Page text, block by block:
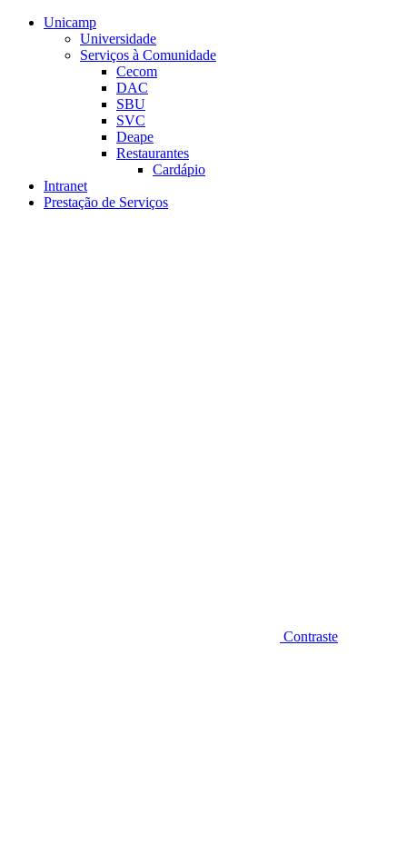
Conteúdo principal
Unicamp
Universidade
Serviços à Comunidade
Cecom
DAC
SBU
SVC
Deape
Restaurantes
Cardápio
Intranet
Prestação de Serviços
Contraste